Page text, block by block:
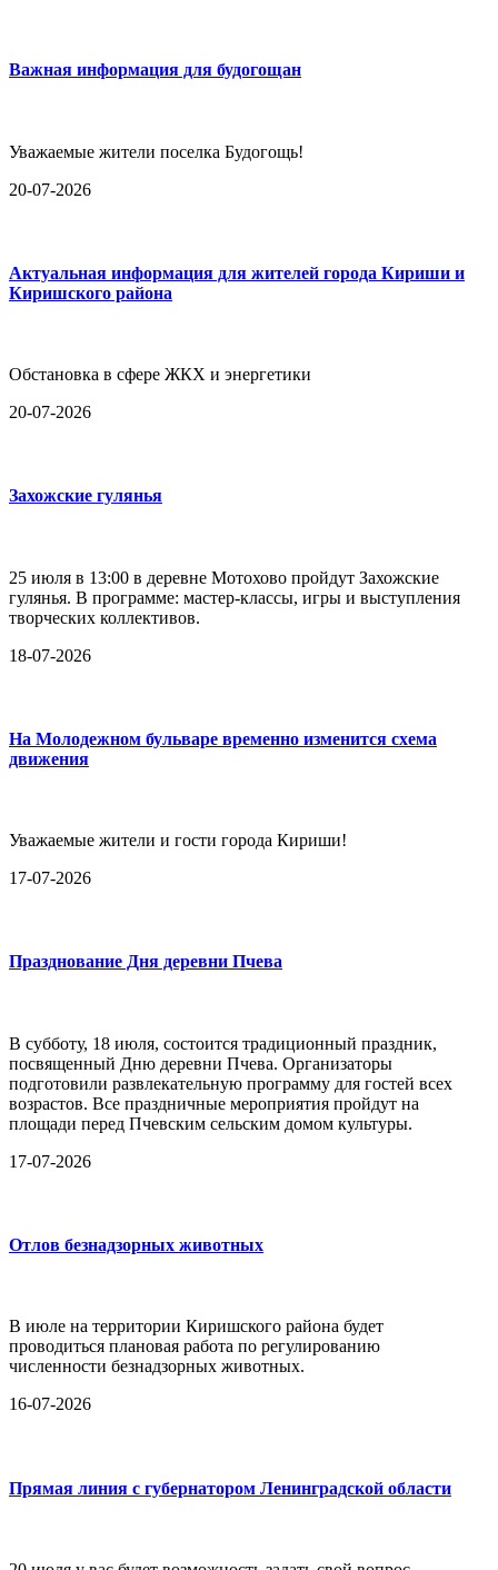
Важная информация для будогощан
Уважаемые жители поселка Будогощь!
20-07-2026
Актуальная информация для жителей города Кириши и
Киришского района
Обстановка в сфере ЖКХ и энергетики
20-07-2026
Захожские гулянья
25 июля в 13:00 в деревне Мотохово пройдут Захожские
гулянья. В программе: мастер-классы, игры и выступления
творческих коллективов.
18-07-2026
На Молодежном бульваре временно изменится схема
движения
Уважаемые жители и гости города Кириши!
17-07-2026
Празднование Дня деревни Пчева
В субботу, 18 июля, состоится традиционный праздник,
посвященный Дню деревни Пчева. Организаторы
подготовили развлекательную программу для гостей всех
возрастов. Все праздничные мероприятия пройдут на
площади перед Пчевским сельским домом культуры.
17-07-2026
Отлов безнадзорных животных
В июле на территории Киришского района будет
проводиться плановая работа по регулированию
численности безнадзорных животных.
16-07-2026
Прямая линия с губернатором Ленинградской области